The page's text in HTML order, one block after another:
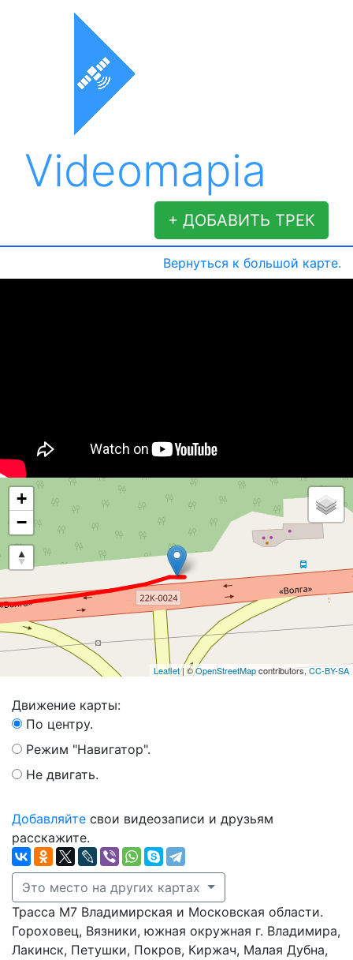
Videomapia
+ ДОБАВИТЬ ТРЕК
Вернуться к большой карте.
+
−
Leaflet| ©OpenStreetMapcontributors, CC-BY-SA
Движение карты:
По центру.
Режим "Навигатор".
Не двигать.
Добавляйте свои видеозаписи и друзьям
расскажите.
Это место на других картах
Трасса М7 Владимирская и Московская области.
Гороховец, Вязники, южная окружная г. Владимира,
Лакинск, Петушки, Покров, Киржач, Малая Дубна,